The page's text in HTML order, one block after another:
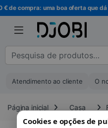
Cookies e opções de
Ir para a navegação
Ir para o conteúdo
de compra: uma boa oferta que dá
Pesquisar por :
Atendimento ao cliente O
Página inicial Casa